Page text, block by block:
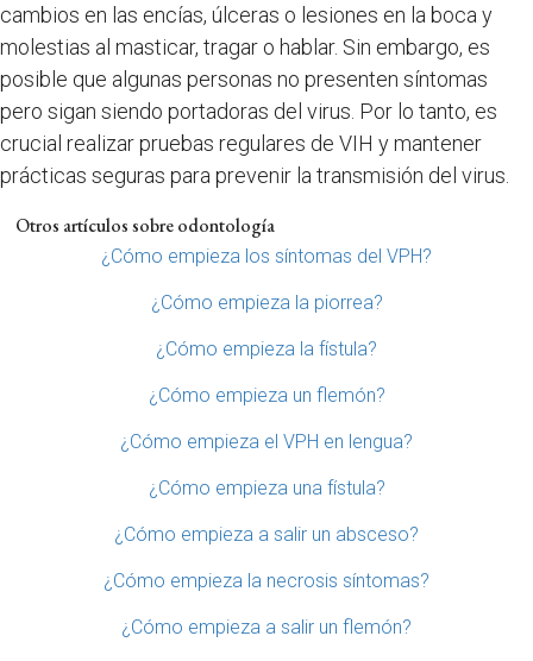
cambios en las encías, úlceras o lesiones en la boca y
molestias al masticar, tragar o hablar. Sin embargo, es
posible que algunas personas no presenten síntomas
pero sigan siendo portadoras del virus. Por lo tanto, es
crucial realizar pruebas regulares de VIH y mantener
prácticas seguras para prevenir la transmisión del virus.
Otros artículos sobre odontología
¿Cómo empieza los síntomas del VPH?
¿Cómo empieza la piorrea?
¿Cómo empieza la fístula?
¿Cómo empieza un flemón?
¿Cómo empieza el VPH en lengua?
¿Cómo empieza una fístula?
¿Cómo empieza a salir un absceso?
¿Cómo empieza la necrosis síntomas?
¿Cómo empieza a salir un flemón?